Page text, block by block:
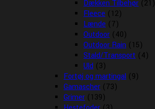
Dækken Tilbehør (21)
Fleece (12)
Lænde (7)
Outdoor (40)
Outdoor Rain (15)
Stald/Transport (4)
Uld (3)
Fortøj og martingal (9)
Gamascher (73)
Grimer (139)